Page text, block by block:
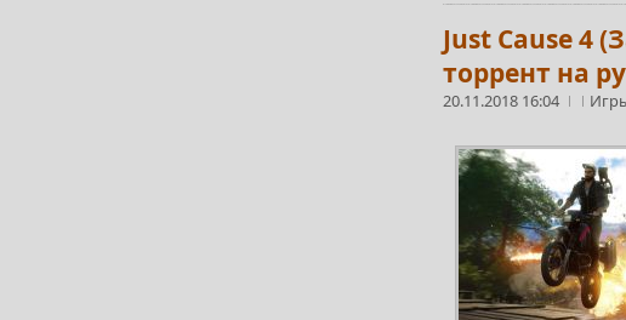
Just Cause 4
торрент на
20.11.2018 16:04